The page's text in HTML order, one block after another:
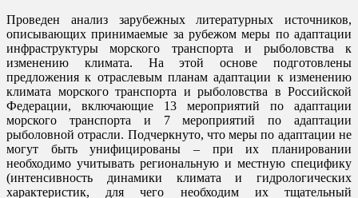
Проведен анализ зарубежных литературных источников,
описывающих принимаемые за рубежом меры по адаптации
инфраструктуры морского транспорта и рыболовства к
изменению климата. На этой основе подготовлены
предложения к отраслевым планам адаптации к изменению
климата морского транспорта и рыболовства в Российской
Федерации, включающие 13 мероприятий по адаптации
морского транспорта и 7 мероприятий по адаптации
рыболовной отрасли. Подчеркнуто, что меры по адаптации не
могут быть унифицированы – при их планировании
необходимо учитывать региональную и местную специфику
(интенсивность динамики климата и гидрологических
характеристик, для чего необходим их тщательный